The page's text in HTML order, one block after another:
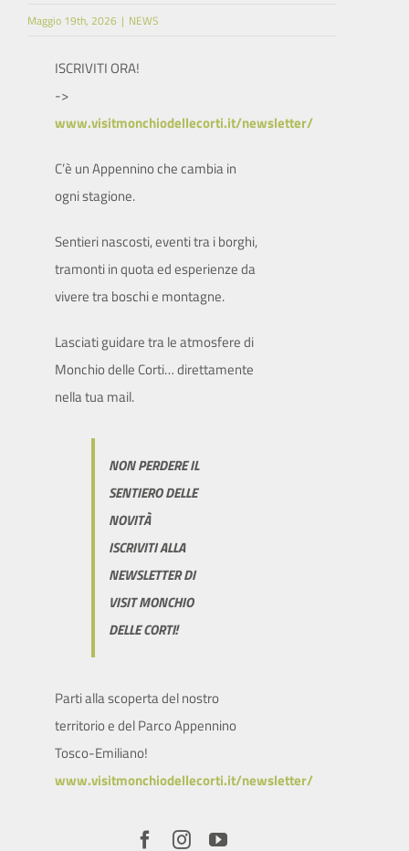
Maggio 19th, 2026 | NEWS
ISCRIVITI ORA!
->
www.visitmonchiodellecorti.it/newsletter/
C’è un Appennino che cambia in
ogni stagione.
Sentieri nascosti, eventi tra i borghi,
tramonti in quota ed esperienze da
vivere tra boschi e montagne.
Lasciati guidare tra le atmosfere di
Monchio delle Corti… direttamente
nella tua mail.
NON PERDERE IL
SENTIERO DELLE
NOVITÀ
ISCRIVITI ALLA
NEWSLETTER DI
VISIT MONCHIO
DELLE CORTI!
Parti alla scoperta del nostro
territorio e del Parco Appennino
Tosco-Emiliano!
www.visitmonchiodellecorti.it/newsletter/